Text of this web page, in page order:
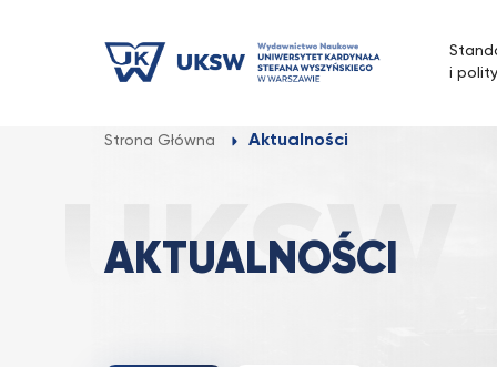
i
Strona Główna Aktualności
AKTUALNOŚCI